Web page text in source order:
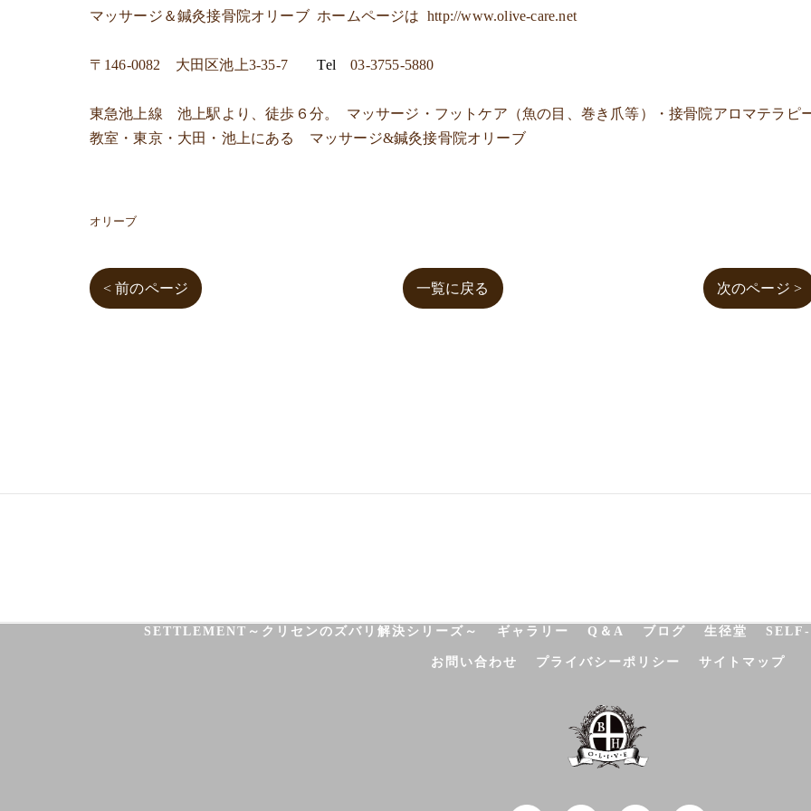
マッサージ＆鍼灸接骨院オリーブ ホームページはhttp://www.olive-care.net
〒 146-0082 大田区池上3-35-7 Tel03-3755-5880
東急池上線 池上駅より、徒歩６分。 マッサージ・フットケア（魚の目、巻き爪等）・接骨院アロマテラピ
教室・東京・大田・池上にある マッサージ&鍼灸接骨院オリーブ
オリーブ
< 前のページ 一覧に戻る 次のページ >
SETTLEMENT～クリセンのズバリ解決シリーズ～ ギャラリー Q＆A ブログ 生径堂
お問い合わせ プライバシーポリシー サイトマップ